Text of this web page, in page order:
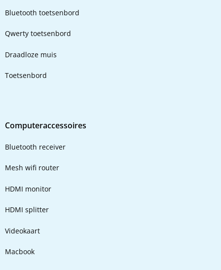
Bluetooth toetsenbord
Qwerty toetsenbord
Draadloze muis
Toetsenbord
Computeraccessoires
Bluetooth receiver
Mesh wifi router
HDMI monitor
HDMI splitter
Videokaart
Macbook